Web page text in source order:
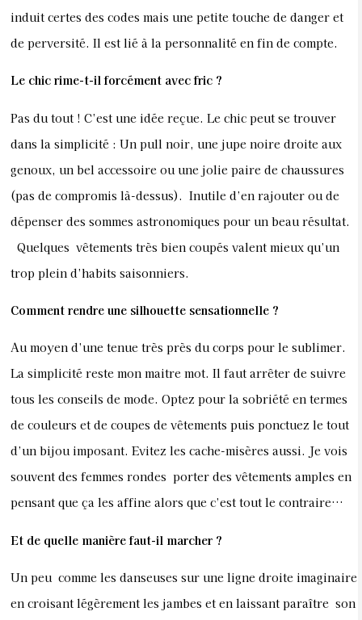
induit certes des codes mais une petite touche de danger et
de perversité. Il est lié à la personnalité en fin de compte.
Le chic rime-t-il forcément avec fric ?
Pas du tout ! C’est une idée reçue. Le chic peut se trouver
dans la simplicité : Un pull noir, une jupe noire droite aux
genoux, un bel accessoire ou une jolie paire de chaussures
(pas de compromis là-dessus). Inutile d’en rajouter ou de
dépenser des sommes astronomiques pour un beau résultat.
Quelques vêtements très bien coupés valent mieux qu’un
trop plein d’habits saisonniers.
Comment rendre une silhouette sensationnelle ?
Au moyen d’une tenue très près du corps pour le sublimer.
La simplicité reste mon maitre mot. Il faut arrêter de suivre
tous les conseils de mode. Optez pour la sobriété en termes
de couleurs et de coupes de vêtements puis ponctuez le tout
d’un bijou imposant. Evitez les cache-misères aussi. Je vois
souvent des femmes rondes porter des vêtements amples en
pensant que ça les affine alors que c’est tout le contraire…
Et de quelle manière faut-il marcher ?
Un peu comme les danseuses sur une ligne droite imaginaire
en croisant légèrement les jambes et en laissant paraître son